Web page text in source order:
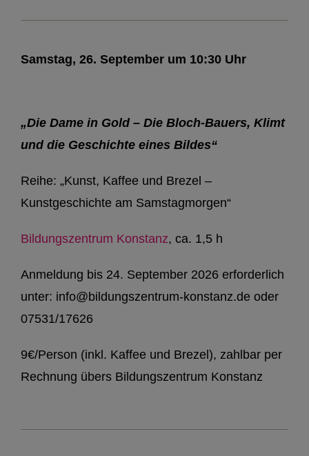
Samstag, 26. September um 10:30 Uhr
„Die Dame in Gold – Die Bloch-Bauers, Klimt
und die Geschichte eines Bildes“
Reihe: „Kunst, Kaffee und Brezel –
Kunstgeschichte am Samstagmorgen“
Bildungszentrum Konstanz, ca. 1,5 h
Anmeldung bis 24. September 2026 erforderlich
unter: info@bildungszentrum-konstanz.de oder
07531/17626
9€/Person (inkl. Kaffee und Brezel), zahlbar per
Rechnung übers Bildungszentrum Konstanz